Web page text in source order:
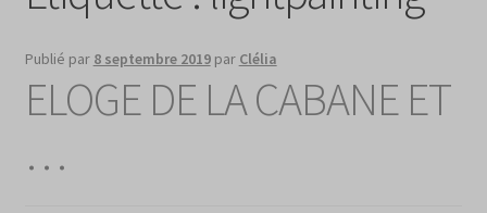
News
Contact
Publié par 8 septembre 2019 par Clélia
ELOGE DE LA CABANE ET
…